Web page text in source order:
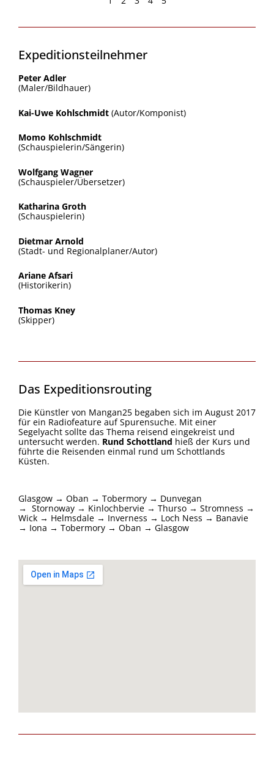
Expeditionsteilnehmer
Peter Adler
(Maler/Bildhauer)
Kai-Uwe Kohlschmidt (Autor/Komponist)
Momo Kohlschmidt
(Schauspielerin/Sängerin)
Wolfgang Wagner
(Schauspieler/Übersetzer)
Katharina Groth
(Schauspielerin)
Dietmar Arnold
(Stadt- und Regionalplaner/Autor)
Ariane Afsari
(Historikerin)
Thomas Kney
(Skipper)
Das Expeditionsrouting
Die Künstler von Mangan25 begaben sich im August 2017
für ein Radiofeature auf Spurensuche. Mit einer
Segelyacht sollte das Thema reisend eingekreist und
untersucht werden. Rund Schottland hieß der Kurs und
führte die Reisenden einmal rund um Schottlands
Küsten.
Glasgow → Oban → Tobermory → Dunvegan
→ Stornoway → Kinlochbervie → Thurso → Stromness →
Wick → Helmsdale → Inverness → Loch Ness → Banavie
→ Iona → Tobermory → Oban → Glasgow